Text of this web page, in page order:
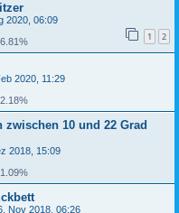
2020, 06:09
1 2
2020, 11:29
zwischen 10 und 22 Grad
2018, 15:09
Nov 2018, 06:26